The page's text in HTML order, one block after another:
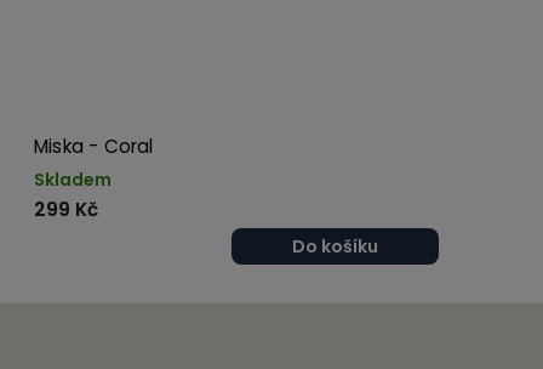
Miska - Coral
Skladem
299 Kč
Do košíku